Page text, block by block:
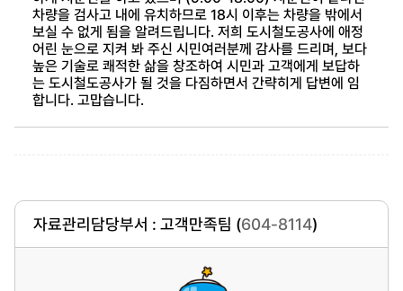
차량을 검사고 내에 유치하므로 18시 이후는 차량을 밖에서
보실 수 없게 됨을 알려드립니다. 저희 도시철도공사에 애정
어린 눈으로 지켜 봐 주신 시민여러분께 감사를 드리며, 보다
높은 기술로 쾌적한 삶을 창조하여 시민과 고객에게 보답하
는 도시철도공사가 될 것을 다짐하면서 간략히게 답변에 임
합니다. 고맙습니다.
자료관리담당부서 : 고객만족팀 (604-8114)